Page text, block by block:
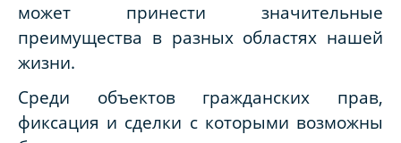
может принести значительные
преимущества в разных областях нашей
жизни.
Среди объектов гражданских прав,
фиксация и сделки с которыми возможны